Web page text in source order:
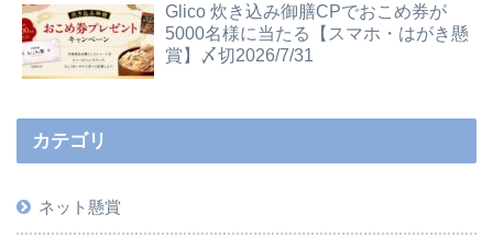
Glico 炊き込み御膳CPでおこめ券が
5000名様に当たる【スマホ・はがき懸
賞】〆切2026/7/31
カテゴリ
ネット懸賞